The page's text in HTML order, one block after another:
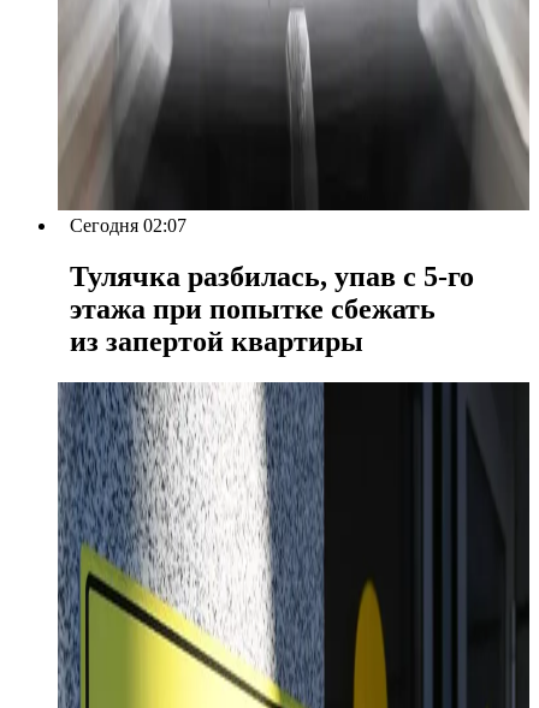
Сегодня 02:07
Тулячка разбилась, упав с 5-го
этажа при попытке сбежать
из запертой квартиры